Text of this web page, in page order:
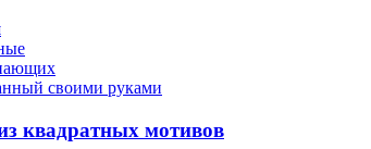
квадратных мотивов